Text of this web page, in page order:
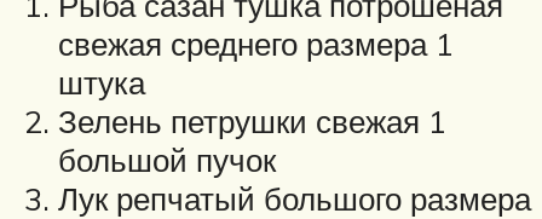
свежая среднего размера 1
штука
Зелень петрушки свежая 1
большой пучок
Лук репчатый большого размера